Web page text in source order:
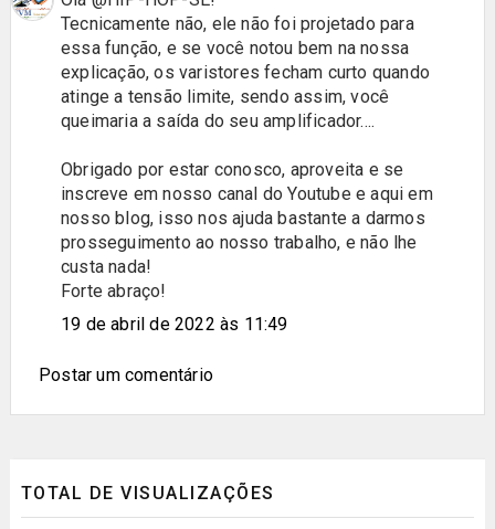
Tecnicamente não, ele não foi projetado para
essa função, e se você notou bem na nossa
explicação, os varistores fecham curto quando
atinge a tensão limite, sendo assim, você
queimaria a saída do seu amplificador....
Obrigado por estar conosco, aproveita e se
inscreve em nosso canal do Youtube e aqui em
nosso blog, isso nos ajuda bastante a darmos
prosseguimento ao nosso trabalho, e não lhe
custa nada!
Forte abraço!
19 de abril de 2022 às 11:49
Postar um comentário
TOTAL DE VISUALIZAÇÕES